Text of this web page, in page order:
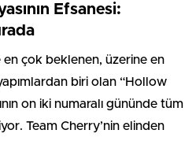
Efsanesi:
çok beklenen, üzerine en
biri olan “Hollow
on iki numaralı gününde tüm
Team Cherry’nin elinden